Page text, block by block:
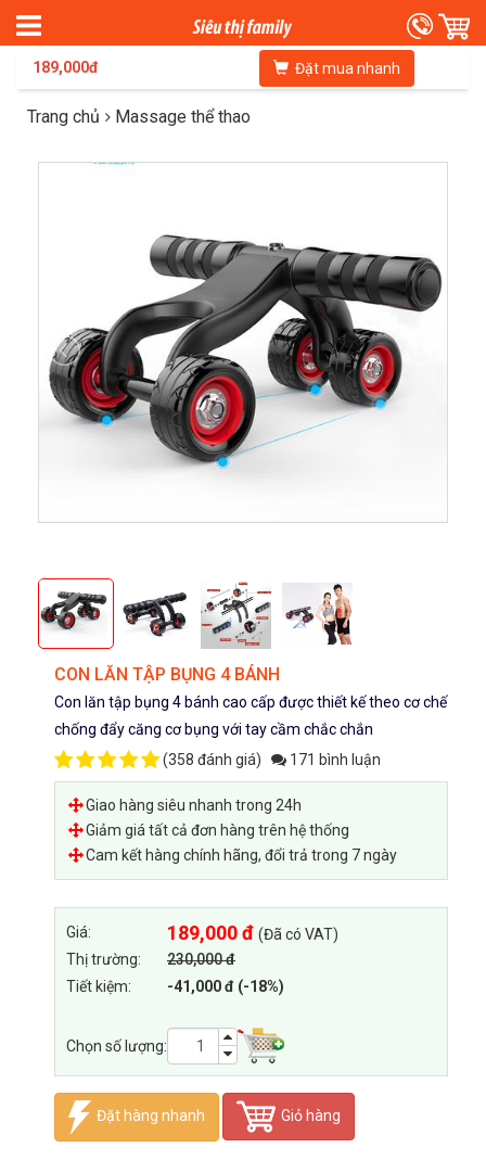
189,000đ Đặt mua nhanh
Trang chủ Massage thể thao
CON LĂN TẬP BỤNG 4 BÁNH
Con lăn tập bụng 4 bánh cao cấp được thiết kế theo cơ chế
chống đẩy căng cơ bụng với tay cầm chắc chắn
(358 đánh giá) 171 bình luận
Giao hàng siêu nhanh trong 24h
Giảm giá tất cả đơn hàng trên hệ thống
Cam kết hàng chính hãng, đổi trả trong 7 ngày
Giá: 189,000 đ (Đã có VAT)
Thị trường:
230,000 đ
Tiết kiệm:
-41,000 đ (-18%)
Chọn số lượng:
Đặt hàng nhanh Giỏ hàng